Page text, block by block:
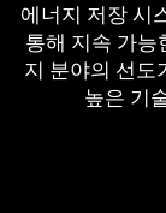
에너지 저장 시
통해 지속 가능
지 분야의 선도
높은 기